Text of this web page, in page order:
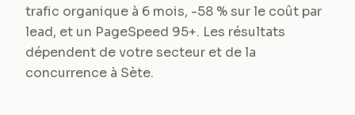
trafic organique à 6 mois, -58 % sur le coût par
lead, et un PageSpeed 95+. Les résultats
dépendent de votre secteur et de la
concurrence à Sète.